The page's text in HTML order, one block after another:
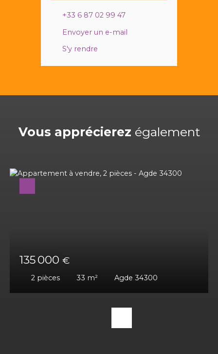
+33 6 87 02 99 47
Envoyer un e-mail
S'y rendre
Vous apprécierez également
135 000 €
2 pièces 33 m² Agde 34300